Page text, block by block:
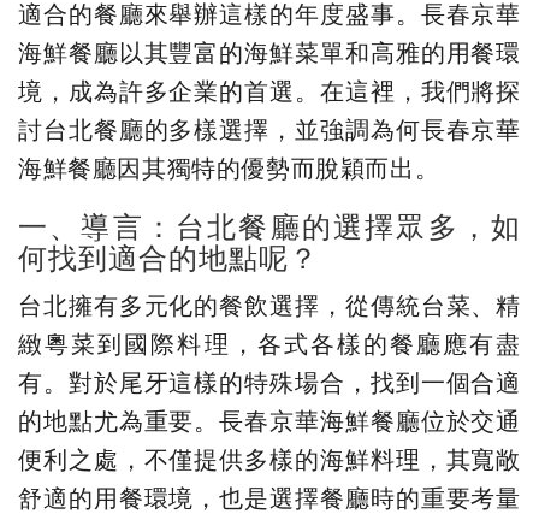
適合的餐廳來舉辦這樣的年度盛事。長春京華
海鮮餐廳以其豐富的海鮮菜單和高雅的用餐環
境，成為許多企業的首選。在這裡，我們將探
討台北餐廳的多樣選擇，並強調為何長春京華
海鮮餐廳因其獨特的優勢而脫穎而出。
一、導言：台北餐廳的選擇眾多，如
何找到適合的地點呢？
台北擁有多元化的餐飲選擇，從傳統台菜、精
緻粵菜到國際料理，各式各樣的餐廳應有盡
有。對於尾牙這樣的特殊場合，找到一個合適
的地點尤為重要。長春京華海鮮餐廳位於交通
便利之處，不僅提供多樣的海鮮料理，其寬敞
舒適的用餐環境，也是選擇餐廳時的重要考量